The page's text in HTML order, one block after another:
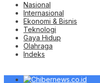
Nasional
Internasional
Ekonomi & Bisnis
Teknologi
Gaya Hidup
Olahraga
Indeks